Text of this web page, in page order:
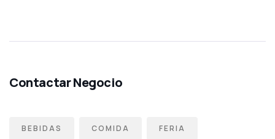
BEBIDAS COMIDA FERIA